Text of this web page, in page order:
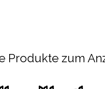
Produkte zum